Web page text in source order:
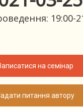
19:00-
на семінар
питання автору